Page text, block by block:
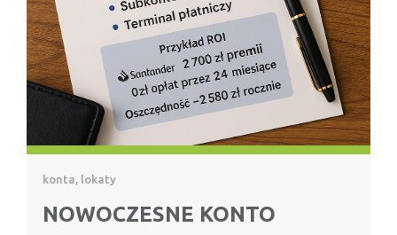
konta, lokaty
NOWOCZESNE KONTO